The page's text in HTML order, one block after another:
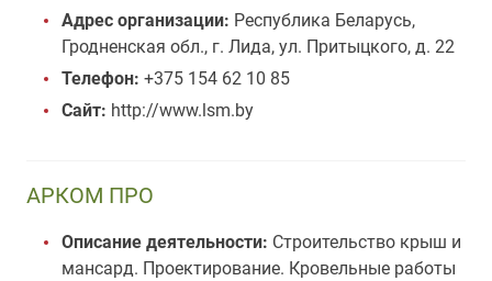
Адрес организации: Республика Беларусь,
Гродненская обл., г. Лида, ул. Притыцкого, д. 22
Телефон: +375 154 62 10 85
Сайт: http://www.lsm.by
АРКОМ ПРО
Описание деятельности: Строительство крыш и
мансард. Проектирование. Кровельные работы